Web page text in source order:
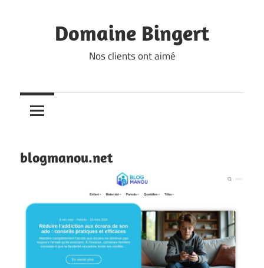
Domaine Bingert
Nos clients ont aimé
blogmanou.net